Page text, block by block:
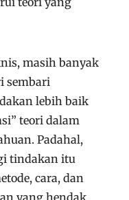
masih banyak
sembari
lebih baik
teori dalam
Padahal,
tindakan itu
cara, dan
yang hendak